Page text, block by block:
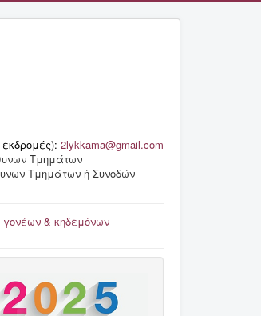
2lykkama@gmail.com
Τμημάτων
Τμημάτων ή Συνοδών
& κηδεμόνων